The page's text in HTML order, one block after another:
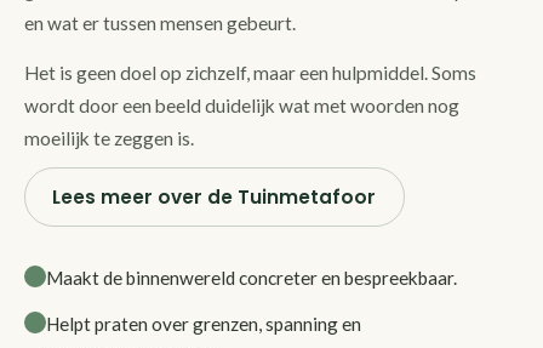
en wat er tussen mensen gebeurt.
Het is geen doel op zichzelf, maar een hulpmiddel. Soms
wordt door een beeld duidelijk wat met woorden nog
moeilijk te zeggen is.
Lees meer over de Tuinmetafoor
Maakt de binnenwereld concreter en bespreekbaar.
Helpt praten over grenzen, spanning en